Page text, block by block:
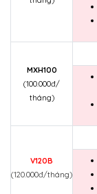
MXH100
(100.000đ/
tháng)
V120B
(120.000đ/tháng)